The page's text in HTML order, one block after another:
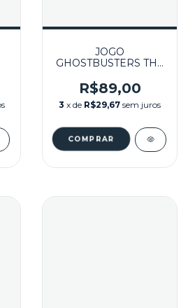
JOGO
GHOSTBUSTERS THE
SEMINOVO – WII
R$89,00
3 x de R$29,67 sem juros